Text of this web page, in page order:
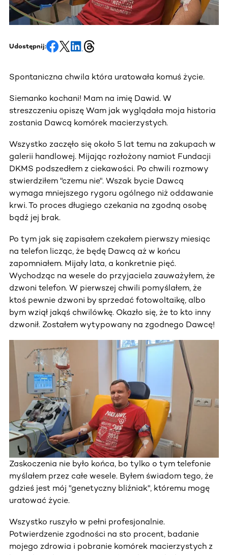
Udostępnij:
Spontaniczna chwila która uratowała komuś życie.
Siemanko kochani! Mam na imię Dawid. W
streszczeniu opiszę Wam jak wyglądała moja historia
zostania Dawcą komórek macierzystych.
Wszystko zaczęło się około 5 lat temu na zakupach w
galerii handlowej. Mijając rozłożony namiot Fundacji
DKMS podszedłem z ciekawości. Po chwili rozmowy
stwierdziłem "czemu nie". Wszak bycie Dawcą
wymaga mniejszego rygoru ogólnego niż oddawanie
krwi. To proces długiego czekania na zgodną osobę
bądź jej brak.
Po tym jak się zapisałem czekałem pierwszy miesiąc
na telefon licząc, że będę Dawcą aż w końcu
zapomniałem. Mijały lata, a konkretnie pięć.
Wychodząc na wesele do przyjaciela zauważyłem, że
dzwoni telefon. W pierwszej chwili pomyślałem, że
ktoś pewnie dzwoni by sprzedać fotowoltaikę, albo
bym wziął jakąś chwilówkę. Okazło się, że to kto inny
dzwonił. Zostałem wytypowany na zgodnego Dawcę!
Zaskoczenia nie było końca, bo tylko o tym telefonie
myślałem przez całe wesele. Byłem świadom tego, że
gdzieś jest mój "genetyczny bliźniak", któremu mogę
uratować życie.
Wszystko ruszyło w pełni profesjonalnie.
Potwierdzenie zgodności na sto procent, badanie
mojego zdrowia i pobranie komórek macierzystych z